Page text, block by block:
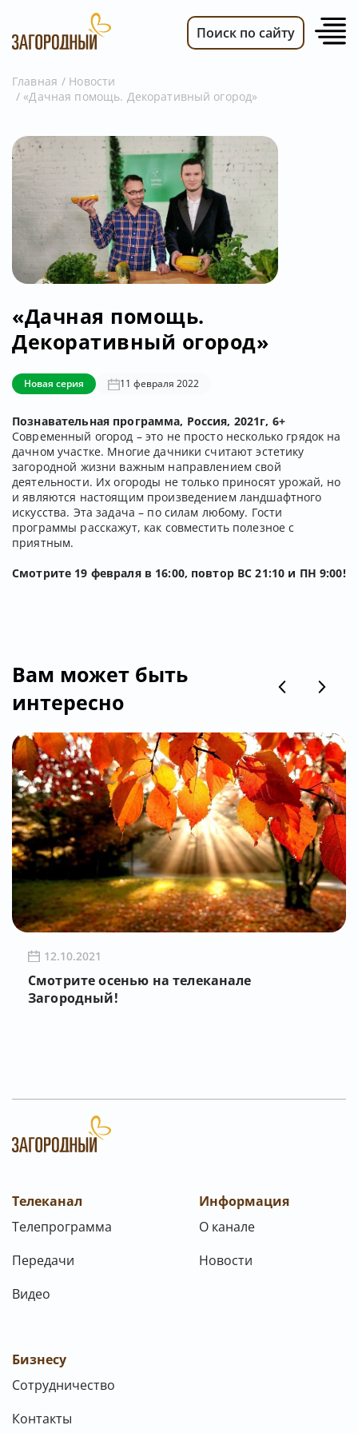
НОВОСТИ
ПЕРЕДАЧИ
ТЕЛЕПРОГРАММА
РЕКЛАМОДАТЕЛЯМ
Поиск по сайту
Главная
Новости
«Дачная помощь. Декоративный огород»
Новая серия 11 февраля 2022
«Дачная помощь.
Декоративный огород»
Познавательная программа, Россия, 2021г, 6+
Современный огород – это не просто несколько грядок на
дачном участке. Многие дачники считают эстетику
загородной жизни важным направлением свой
деятельности. Их огороды не только приносят урожай, но
и являются настоящим произведением ландшафтного
искусства. Эта задача – по силам любому. Гости
программы расскажут, как совместить полезное с
приятным.
Смотрите 19 февраля в 16:00, повтор ВС 21:10 и ПН 9:00!
Вам может быть
интересно
12.10.2021
Смотрите осенью на телеканале
Загородный!
Телеканал
Телепрограмма
Передачи
Видео
Информация
О канале
Новости
Бизнесу
Сотрудничество
Контакты